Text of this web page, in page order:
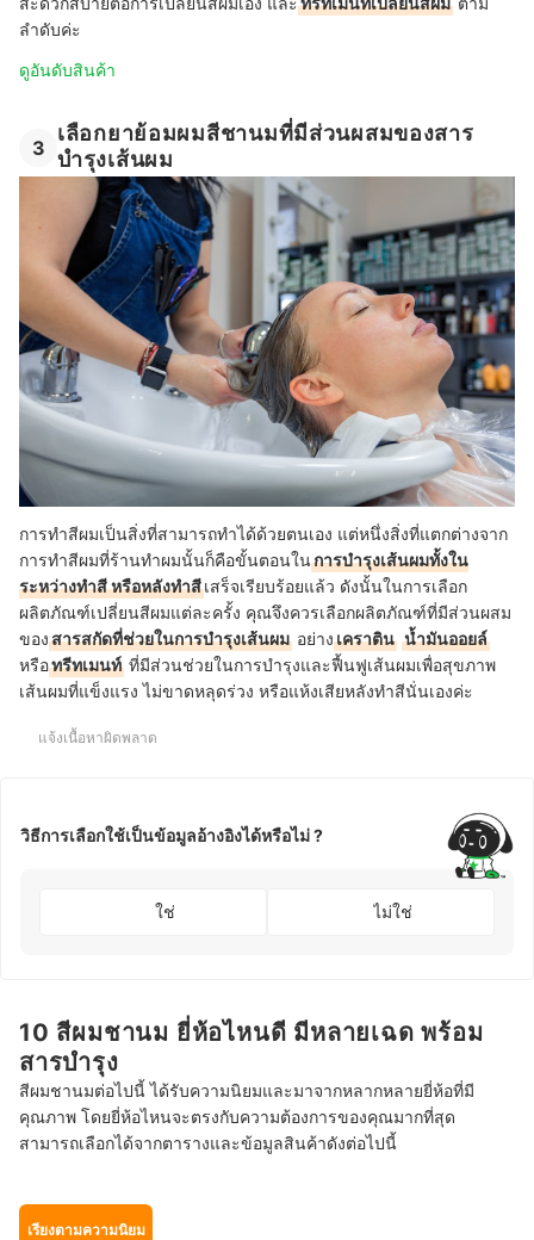
ลำดับค่ะ
ดูอันดับสินค้า
3
เลือกยาย้อมผมสีชานมที่มีส่วนผสมของสาร
บำรุงเส้นผม
การทำสีผมเป็นสิ่งที่สามารถทำได้ด้วยตนเอง แต่หนึ่งสิ่งที่แตกต่างจาก
การทำสีผมที่ร้านทำผมนั้นก็คือขั้นตอนในการบำรุงเส้นผมทั้งใน
ระหว่างทำสี หรือหลังทำสีเสร็จเรียบร้อยแล้ว ดังนั้นในการเลือก
ผลิตภัณฑ์เปลี่ยนสีผมแต่ละครั้ง คุณจึงควรเลือกผลิตภัณฑ์ที่มีส่วนผสม
ของสารสกัดที่ช่วยในการบำรุงเส้นผม อย่างเคราติน น้ำมันออยล์
หรือทรีทเมนท์ ที่มีส่วนช่วยในการบำรุงและฟื้นฟูเส้นผมเพื่อสุขภาพ
เส้นผมที่แข็งแรง ไม่ขาดหลุดร่วง หรือแห้งเสียหลังทำสีนั่นเองค่ะ
แจ้งเนื้อหาผิดพลาด
วิธีการเลือกใช้เป็นข้อมูลอ้างอิงได้หรือไม่ ?
ใช่ ไม่ใช่
10 สีผมชานม ยี่ห้อไหนดี มีหลายเฉด พร้อม
สารบำรุง
สีผมชานมต่อไปนี้ ได้รับความนิยมและมาจากหลากหลายยี่ห้อที่มี
คุณภาพ โดยยี่ห้อไหนจะตรงกับความต้องการของคุณมากที่สุด
สามารถเลือกได้จากตารางและข้อมูลสินค้าดังต่อไปนี้
เรียงตามความนิยม